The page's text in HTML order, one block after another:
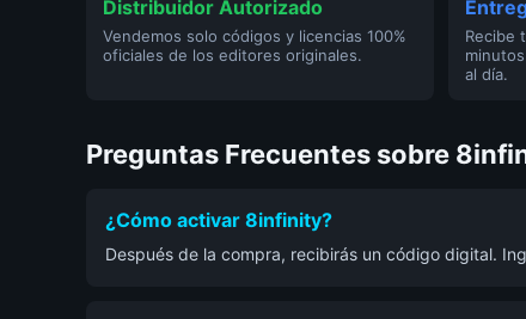
Distribuidor Autorizado
Vendemos solo códigos y licencias 100%
oficiales de los editores originales.
Recibe
al día.
Preguntas Frecuentes sobre
¿Cómo activar 8infinity?
Después de la compra, recibirás un código digital.